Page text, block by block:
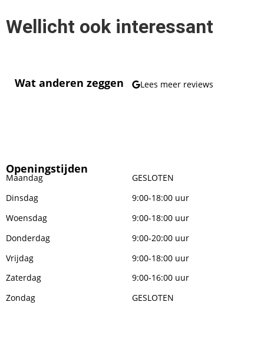
Wellicht ook interessant
Wat anderen zeggen Lees meer reviews
Openingstijden
Maandag
GESLOTEN
Dinsdag
9:00-18:00 uur
Woensdag
9:00-18:00 uur
Donderdag
9:00-20:00 uur
Vrijdag
9:00-18:00 uur
Zaterdag
9:00-16:00 uur
Zondag
GESLOTEN